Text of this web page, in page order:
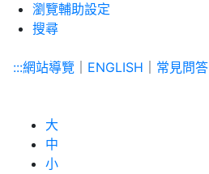
瀏覽輔助設定
搜尋
:::網站導覽 ENGLISH 常見問答
大
中
小